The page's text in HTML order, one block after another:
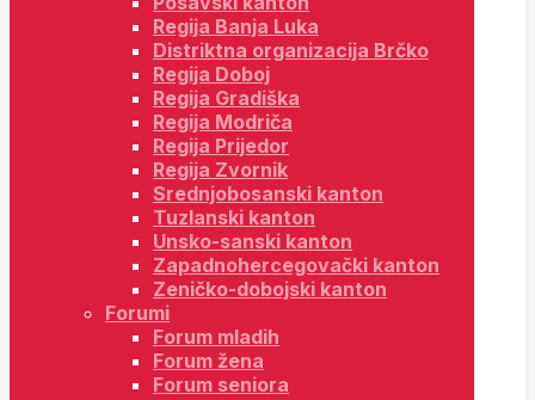
Regija Banja Luka
Distriktna organizacija Brčko
Regija Doboj
Regija Gradiška
Regija Modriča
Regija Prijedor
Regija Zvornik
Srednjobosanski kanton
Tuzlanski kanton
Unsko-sanski kanton
Zapadnohercegovački kanton
Zeničko-dobojski kanton
Forumi
Forum mladih
Forum žena
Forum seniora